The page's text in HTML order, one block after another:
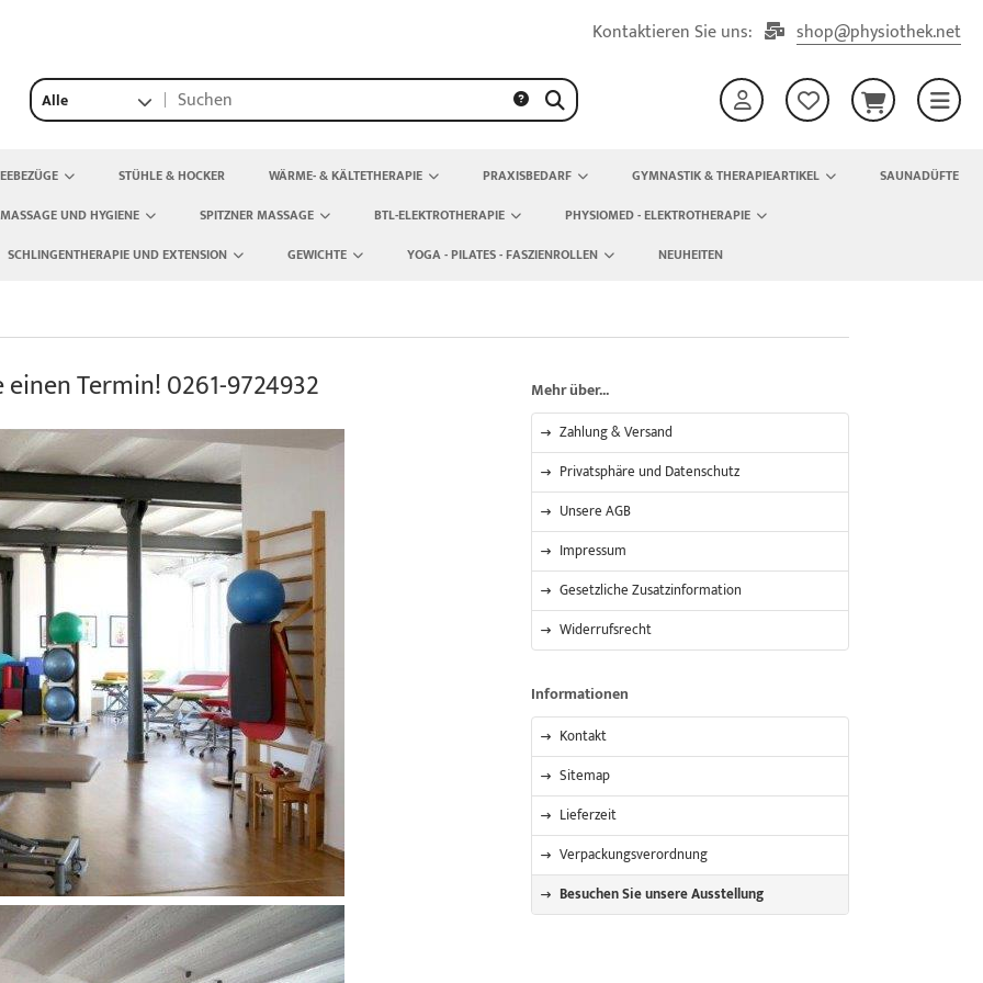
Kontaktieren Sie uns: shop@physiothek.net
Alle
STÜHLE & HOCKER WÄRME- & KÄLTETHERAPIE PRAXISBEDARF GYMNASTIK & THERAPIEARTIKEL
SAUNADÜFTE
UND HYGIENE SPITZNER MASSAGE BTL-ELEKTROTHERAPIE
PHYSIOMED - ELEKTROTHERAPIE
SCHLINGENTHERAPIE UND EXTENSION GEWICHTE YOGA - PILATES - FASZIENROLLEN NEUHEITEN
Termin! 0261-9724932 Mehr über...
Zahlung & Versand
Privatsphäre und Datenschutz
Unsere AGB
Impressum
Gesetzliche Zusatzinformation
Widerrufsrecht
Informationen
Kontakt
Sitemap
Lieferzeit
Verpackungsverordnung
Besuchen Sie unsere Ausstellung